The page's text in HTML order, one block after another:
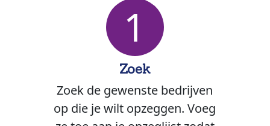
1
Zoek
Zoek de gewenste bedrijven
op die je wilt opzeggen. Voeg